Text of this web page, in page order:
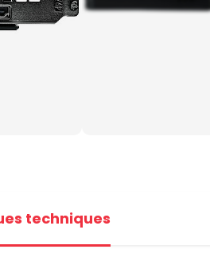
+2 photos
techniques